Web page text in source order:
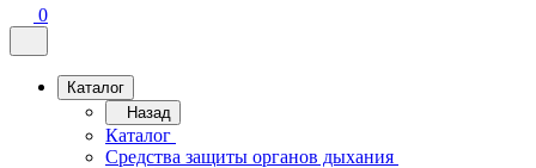
0
Каталог
Назад
Каталог
Средства защиты органов дыхания